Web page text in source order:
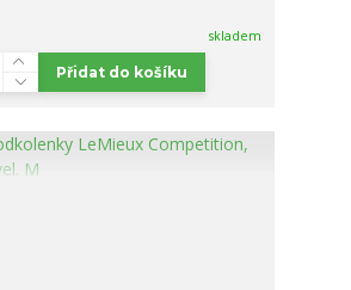
skladem
Přidat do košíku